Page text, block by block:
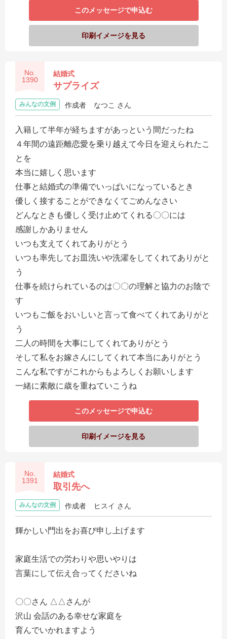
このメッセージで申込む
印刷イメージを見る
No.
1390
結婚式
サプライズ
みんなの文例 作成者 なつこ さん
入籍して半年が経ちますがあっという間だったね
４年間の遠距離恋愛を乗り越えて今日を迎えられたこ
とを
本当に嬉しく思います
仕事と結婚式の準備でいっぱいになっているとき
優しく接することができなくてごめんなさい
どんなときも優しく受け止めてくれる〇〇には
感謝しかありません
いつも支えてくれてありがとう
いつも率先してお皿洗いや洗濯をしてくれてありがと
う
仕事を続けられているのは〇〇の理解と協力のお陰で
す
いつもご飯をおいしいと言って食べてくれてありがと
う
二人の時間を大事にしてくれてありがとう
そして私をお嫁さんにしてくれて本当にありがとう
こんな私ですがこれからもよろしくお願いします
一緒に素敵に歳を重ねていこうね
このメッセージで申込む
印刷イメージを見る
No.
1391
結婚式
取引先へ
みんなの文例 作成者 ヒスイ さん
輝かしい門出をお喜び申し上げます
家庭生活での労わりや思いやりは
言葉にして伝え合ってくださいね
〇〇さん △△さんが
沢山 会話のある幸せな家庭を
育んでいかれますよう